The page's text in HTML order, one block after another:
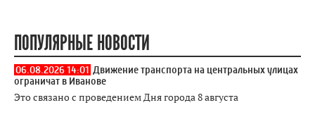
ПОПУЛЯРНЫЕ НОВОСТИ
06.08.2026 14:01 Движение транспорта на центральных улицах
ограничат в Иванове
Это связано с проведением Дня города 8 августа